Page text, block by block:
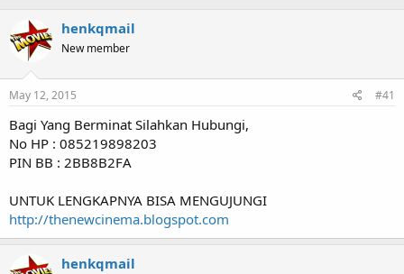
e
a
s
t
r
t
e
r
t
a
henkqmail
New member
May 12, 2015 #41
Bagi Yang Berminat Silahkan Hubungi,
No HP : 085219898203
PIN BB : 2BB8B2FA
UNTUK LENGKAPNYA BISA MENGUJUNGI
http://thenewcinema.blogspot.com
henkqmail